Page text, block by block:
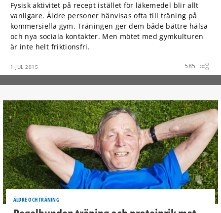
Fysisk aktivitet på recept istället för läkemedel blir allt
vanligare. Äldre personer hänvisas ofta till träning på
kommersiella gym. Träningen ger dem både bättre hälsa
och nya sociala kontakter. Men mötet med gymkulturen
är inte helt friktionsfri.
1 JUL 2015 585
ÄLDRE OCH TRÄNING